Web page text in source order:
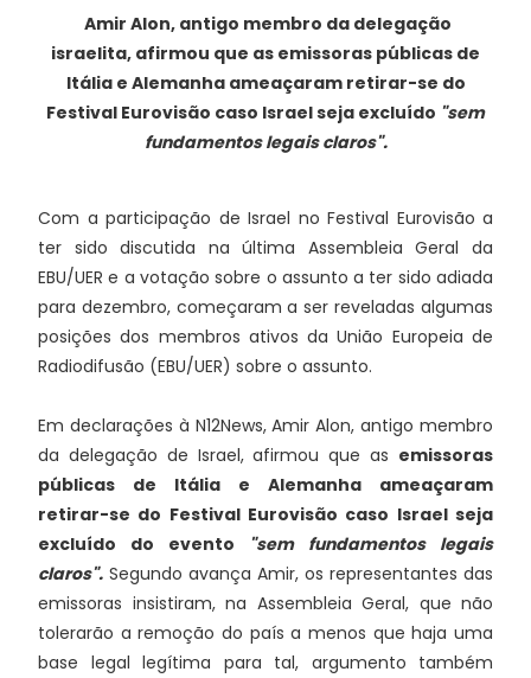
Amir Alon, antigo membro da delegação
israelita, afirmou que as emissoras públicas de
Itália e Alemanha ameaçaram retirar-se do
Festival Eurovisão caso Israel seja excluído "sem
fundamentos legais claros".
Com a participação de Israel no Festival Eurovisão a
ter sido discutida na última Assembleia Geral da
EBU/UER e a votação sobre o assunto a ter sido adiada
para dezembro, começaram a ser reveladas algumas
posições dos membros ativos da União Europeia de
Radiodifusão (EBU/UER) sobre o assunto.
Em declarações à N12News, Amir Alon, antigo membro
da delegação de Israel, afirmou que as emissoras
públicas de Itália e Alemanha ameaçaram
retirar-se do Festival Eurovisão caso Israel seja
excluído do evento "sem fundamentos legais
claros". Segundo avança Amir, os representantes das
emissoras insistiram, na Assembleia Geral, que não
tolerarão a remoção do país a menos que haja uma
base legal legítima para tal, argumento também